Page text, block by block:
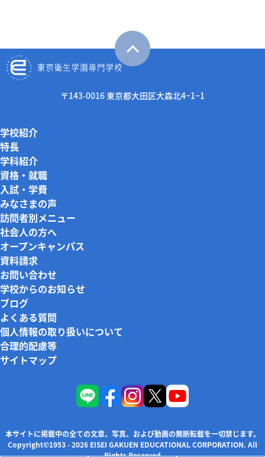
〒143-0016 東京都大田区大森北4−1−1
学校紹介
特長
学科紹介
資格・就職
入試・学費
みなさまの声
訪問者別メニュー
社会人の方へ
オープンキャンパス
資料請求
お問い合わせ
学校からのお知らせ
ブログ
よくある質問
個人情報の取り扱いについて
合理的配慮等
サイトマップ
本サイトに掲載中の全ての文章、写真、および動画の無断転載を一切禁じます。
Copyright©1953 - 2026 EISEI GAKUEN EDUCATIONAL CORPORATION. All